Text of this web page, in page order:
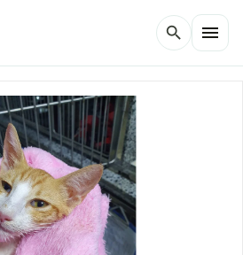
search menu